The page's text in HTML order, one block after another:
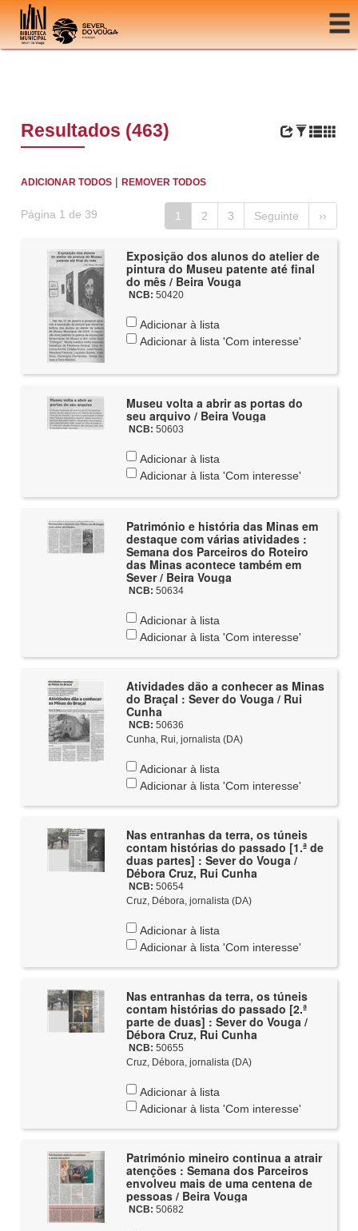
Ir para o conteúdo
Resultados (463)
ADICIONAR TODOS |REMOVER TODOS
Página 1 de 39 1 2 3 Seguinte ››
Exposição dos alunos do atelier de
pintura do Museu patente até final
do mês / Beira Vouga
NCB: 50420
Adicionar à lista
Adicionar à lista 'Com interesse'
Museu volta a abrir as portas do
seu arquivo / Beira Vouga
NCB: 50603
Adicionar à lista
Adicionar à lista 'Com interesse'
Património e história das Minas em
destaque com várias atividades :
Semana dos Parceiros do Roteiro
das Minas acontece também em
Sever / Beira Vouga
NCB: 50634
Adicionar à lista
Adicionar à lista 'Com interesse'
Atividades dão a conhecer as Minas
do Braçal : Sever do Vouga / Rui
Cunha
NCB: 50636
Cunha, Rui, jornalista (DA)
Adicionar à lista
Adicionar à lista 'Com interesse'
Nas entranhas da terra, os túneis
contam histórias do passado [1.ª de
duas partes] : Sever do Vouga /
Débora Cruz, Rui Cunha
NCB: 50654
Cruz, Débora, jornalista (DA)
Adicionar à lista
Adicionar à lista 'Com interesse'
Nas entranhas da terra, os túneis
contam histórias do passado [2.ª
parte de duas] : Sever do Vouga /
Débora Cruz, Rui Cunha
NCB: 50655
Cruz, Débora, jornalista (DA)
Adicionar à lista
Adicionar à lista 'Com interesse'
Património mineiro continua a atrair
atenções : Semana dos Parceiros
envolveu mais de uma centena de
pessoas / Beira Vouga
NCB: 50682